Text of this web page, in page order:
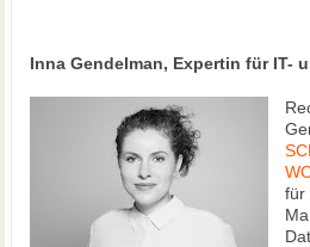
Inna Gendelman, Expertin für IT-